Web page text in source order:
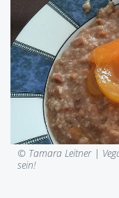
© Tamara Leitner |
sein!